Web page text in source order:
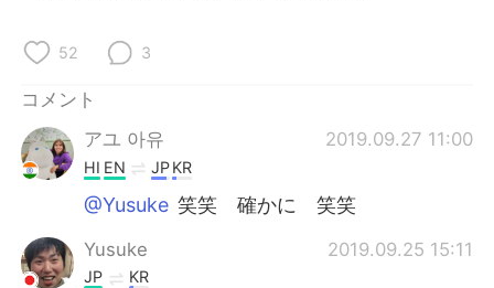
52 3
コメント
アユ 아유
2019.09.27 11:00
HI EN JPKR
@Yusuke 笑笑 確かに 笑笑
Yusuke 2019.09.25 15:11
JP KR